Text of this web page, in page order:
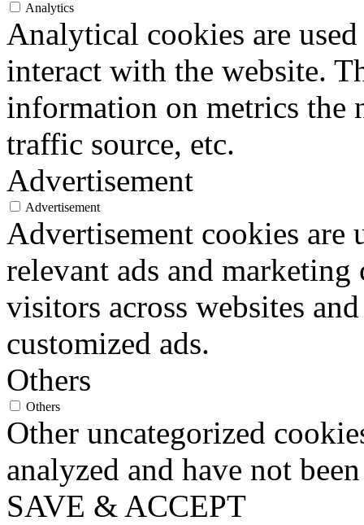
Analytics
Analytical cookies are
interact with the website.
information on metrics the
traffic source, etc.
Advertisement
Advertisement
Advertisement cookies
relevant ads and marketing
visitors across websites
customized ads.
Others
Others
Other uncategorized
analyzed and have not
SAVE & ACCEPT